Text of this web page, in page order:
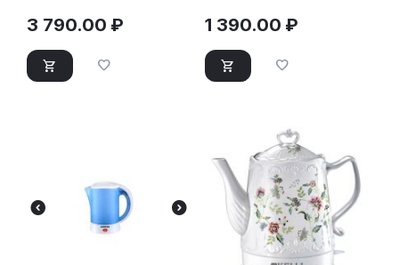
3 790.00 ₽ 1 390.00 ₽